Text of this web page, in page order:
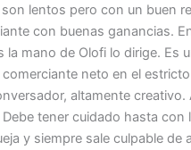
lentos pero con un buen
con buenas ganancias.
la mano de Olofi lo dirige. Es
neto en el
altamente creativo.
tener cuidado hasta con
y siempre sale culpable de